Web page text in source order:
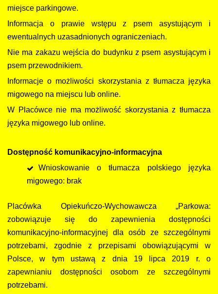
miejsce parkingowe.
Informacja o prawie wstępu z psem asystującym i
ewentualnych uzasadnionych ograniczeniach.
Nie ma zakazu wejścia do budynku z psem asystującym i
psem przewodnikiem.
Informacje o możliwości skorzystania z tłumacza języka
migowego na miejscu lub online.
W Placówce nie ma możliwość skorzystania z tłumacza
języka migowego lub online.
Dostępność komunikacyjno-informacyjna
Wnioskowanie o tłumacza polskiego języka
migowego: brak
Placówka Opiekuńczo-Wychowawcza „Parkowa:
zobowiązuje się do zapewnienia dostępności
komunikacyjno-informacyjnej dla osób ze szczególnymi
potrzebami, zgodnie z przepisami obowiązującymi w
Polsce, w tym ustawą z dnia 19 lipca 2019 r. o
zapewnianiu dostępności osobom ze szczególnymi
potrzebami.